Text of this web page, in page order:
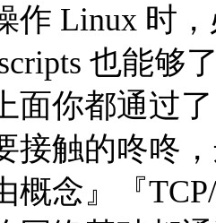
作 Linux 时
也能够
面你都通过
接触的咚咚
概念』『